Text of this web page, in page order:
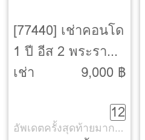
[77440] เช่าคอนโด
1 ปี อีส 2 พระราม
2 [Ease 2 Rama 2]
เช่า
9,000 ฿
12
อัพเดตครั้งสุดท้ายมากกว่า 30 วัน